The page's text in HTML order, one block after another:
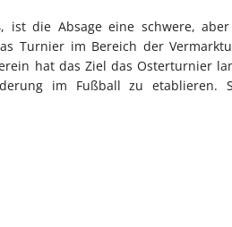
ist die Absage eine schwere,
Turnier im Bereich der
hat das Ziel das Osterturnier
im Fußball zu